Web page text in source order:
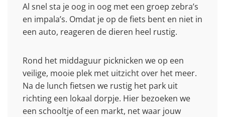
Al snel sta je oog in oog met een groep zebra’s
en impala’s. Omdat je op de fiets bent en niet in
een auto, reageren de dieren heel rustig.
Rond het middaguur picknicken we op een
veilige, mooie plek met uitzicht over het meer.
Na de lunch fietsen we rustig het park uit
richting een lokaal dorpje. Hier bezoeken we
een schooltje of een markt, net waar jouw